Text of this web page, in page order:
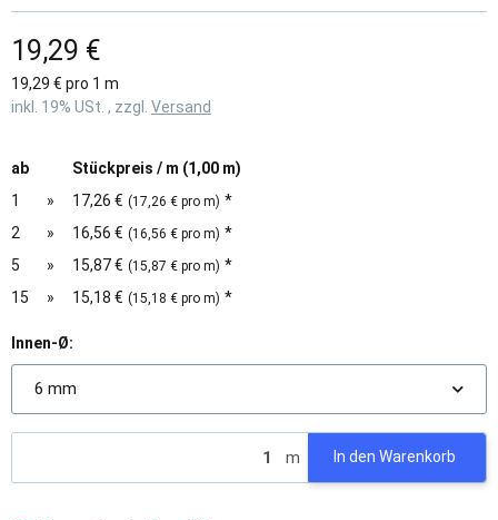
19,29 €
19,29 € pro 1 m
inkl. 19% USt. , zzgl. Versand
ab
Stückpreis / m (1,00 m)
1
» 17,26 € (17,26 € pro m) *
2
» 16,56 € (16,56 € pro m) *
5
» 15,87 € (15,87 € pro m) *
15
» 15,18 € (15,18 € pro m) *
Innen-Ø:
6 mm
m In den Warenkorb